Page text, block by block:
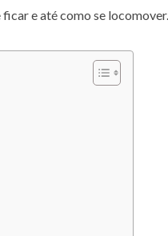
e até como se locomover.